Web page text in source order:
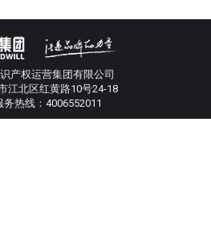
产权运营集团有限公司
江北区红黄路10号24-18
务热线：4006552011